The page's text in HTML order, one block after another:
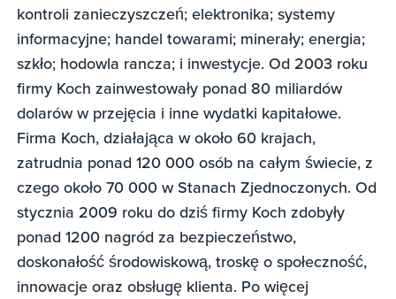
kontroli zanieczyszczeń; elektronika; systemy
informacyjne; handel towarami; minerały; energia;
szkło; hodowla rancza; i inwestycje. Od 2003 roku
firmy Koch zainwestowały ponad 80 miliardów
dolarów w przejęcia i inne wydatki kapitałowe.
Firma Koch, działająca w około 60 krajach,
zatrudnia ponad 120 000 osób na całym świecie, z
czego około 70 000 w Stanach Zjednoczonych. Od
stycznia 2009 roku do dziś firmy Koch zdobyły
ponad 1200 nagród za bezpieczeństwo,
doskonałość środowiskową, troskę o społeczność,
innowacje oraz obsługę klienta. Po więcej